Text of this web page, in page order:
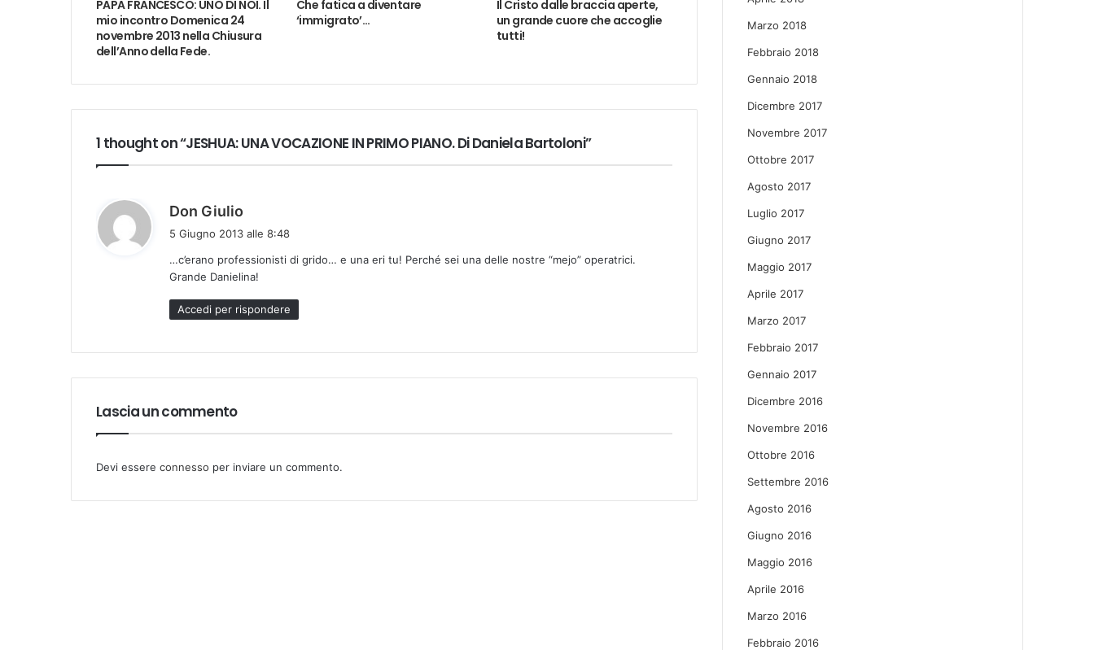
PAPA FRANCESCO: UNO DI NOI. Il
mio incontro Domenica 24
novembre 2013 nella Chiusura
dell’Anno della Fede.
Che fatica a diventare
‘immigrato’…
Il Cristo dalle braccia aperte,
un grande cuore che accoglie
tutti!
1 thought on “JESHUA: UNA VOCAZIONE IN PRIMO PIANO. Di Daniela Bartoloni”
Don Giulio
e
t
t
o
5 Giugno 2013 alle 8:48
…c’erano professionisti di grido… e una eri tu! Perché sei una delle nostre “mejo” operatrici.
Grande Danielina!
Accedi per rispondere
Lascia un commento
Devi essere connesso per inviare un commento.
Marzo 2018
Febbraio 2018
Gennaio 2018
Dicembre 2017
Novembre 2017
Ottobre 2017
Agosto 2017
Luglio 2017
Giugno 2017
Maggio 2017
Aprile 2017
Marzo 2017
Febbraio 2017
Gennaio 2017
Dicembre 2016
Novembre 2016
Ottobre 2016
Settembre 2016
Agosto 2016
Giugno 2016
Maggio 2016
Aprile 2016
Marzo 2016
Febbraio 2016